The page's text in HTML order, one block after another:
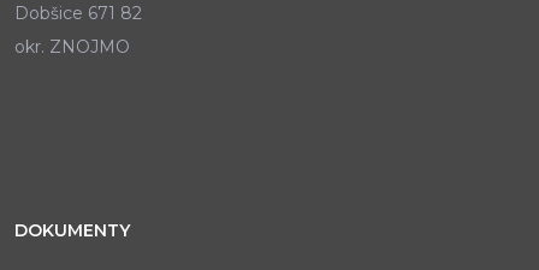
Dobšice 671 82
okr. ZNOJMO
DOKUMENTY